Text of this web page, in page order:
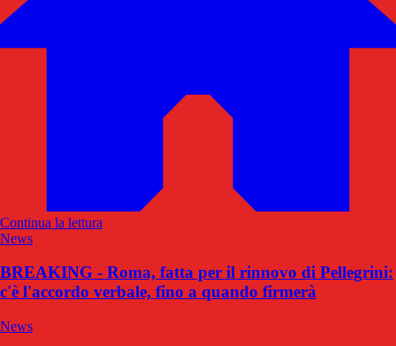
Continua la lettura
News
BREAKING - Roma, fatta per il rinnovo di Pellegrini:
c'è l'accordo verbale, fino a quando firmerà
News